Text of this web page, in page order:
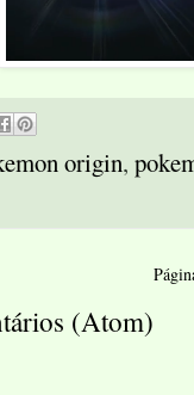
origin,
(Atom)